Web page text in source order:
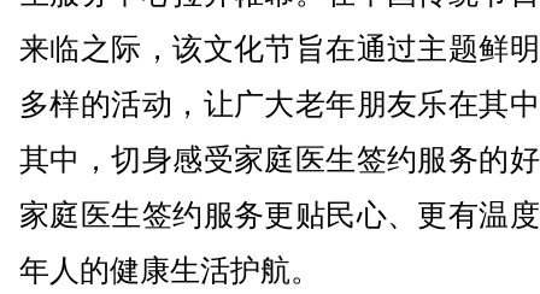
来临之际，该文化节旨在通过主题鲜
多样的活动，让广大老年朋友乐在其
其中，切身感受家庭医生签约服务的
家庭医生签约服务更贴民心、更有温
年人的健康生活护航。